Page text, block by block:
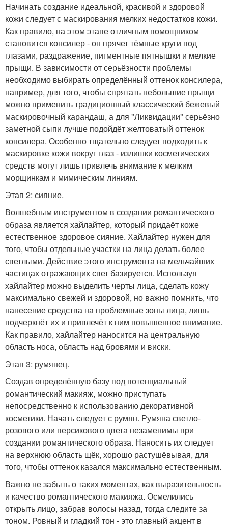
Начинать создание идеальной, красивой и здоровой
кожи следует с маскирования мелких недостатков кожи.
Как правило, на этом этапе отличным помощником
становится консилер - он прячет тёмные круги под
глазами, раздражение, пигментные пятнышки и мелкие
прыщи. В зависимости от серьёзности проблемы
необходимо выбирать определённый оттенок консилера,
например, для того, чтобы спрятать небольшие прыщи
можно применить традиционный классический бежевый
маскировочный карандаш, а для "Ликвидации" серьёзно
заметной сыпи лучше подойдёт желтоватый оттенок
консилера. Особенно тщательно следует подходить к
маскировке кожи вокруг глаз - излишки косметических
средств могут лишь привлечь внимание к мелким
морщинкам и мимическим линиям.
Этап 2: сияние.
Волшебным инструментом в создании романтического
образа является хайлайтер, который придаёт коже
естественное здоровое сияние. Хайлайтер нужен для
того, чтобы отдельные участки на лица делать более
светлыми. Действие этого инструмента на мельчайших
частицах отражающих свет базируется. Используя
хайлайтер можно выделить черты лица, сделать кожу
максимально свежей и здоровой, но важно помнить, что
нанесение средства на проблемные зоны лица, лишь
подчеркнёт их и привлечёт к ним повышенное внимание.
Как правило, хайлайтер наносится на центральную
область носа, область над бровями и виски.
Этап 3: румянец.
Создав определённую базу под потенциальный
романтический макияж, можно приступать
непосредственно к использованию декоративной
косметики. Начать следует с румян. Румяна светло-
розового или персикового цвета незаменимы при
создании романтического образа. Наносить их следует
на верхнюю область щёк, хорошо растушёвывая, для
того, чтобы оттенок казался максимально естественным.
Важно не забыть о таких моментах, как выразительность
и качество романтического макияжа. Осмелились
открыть лицо, забрав волосы назад, тогда следите за
тоном. Ровный и гладкий тон - это главный акцент в